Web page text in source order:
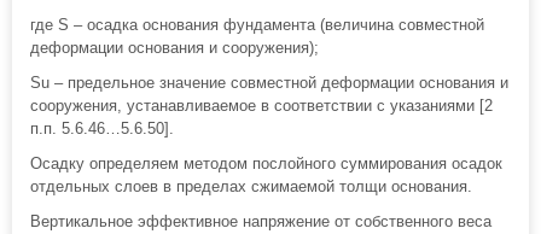
где S – осадка основания фундамента (величина совместной
деформации основания и сооружения);
Su – предельное значение совместной деформации основания и
сооружения, устанавливаемое в соответствии с указаниями [2
п.п. 5.6.46…5.6.50].
Осадку определяем методом послойного суммирования осадок
отдельных слоев в пределах сжимаемой толщи основания.
Вертикальное эффективное напряжение от собственного веса